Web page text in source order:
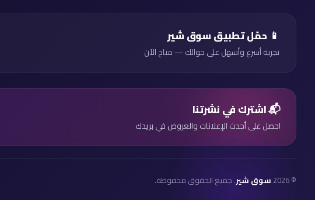
📱 حمّل تطبيق سوق شير
تجربة أسرع وأسهل على جوالك — متاح الآن
📬 اشترك في نشرتنا
احصل على أحدث الإعلانات والعروض في بريدك
© 2026 سوق شير. جميع الحقوق محفوظة.